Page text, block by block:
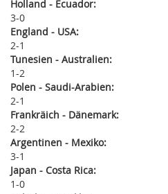
Holland - Ecuador:
3 0
England - USA:
2 1
Tunesien - Australien:
1 2
Polen - Saudi-Arabien:
2 1
Frankräich - Dänemark:
2 2
Argentinen - Mexiko:
3 1
Japan - Costa Rica:
1 0